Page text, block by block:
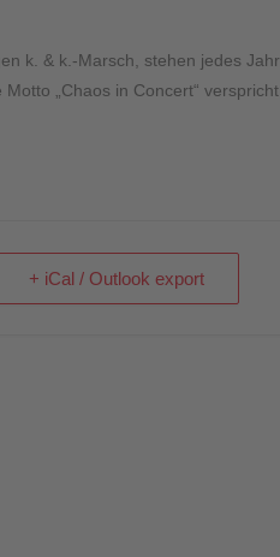
k. & k.-Marsch, stehen jedes Jahr
„Chaos in Concert“ verspricht
+ iCal / Outlook export